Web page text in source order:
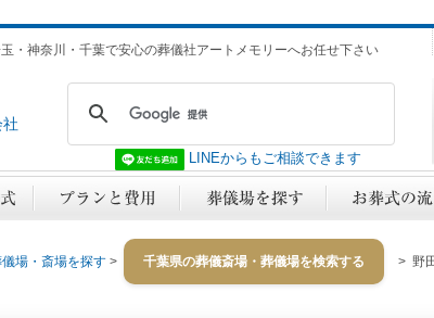
・神奈川・千葉で安心の葬儀社アートメモリーへお任せ下さい
LINEからもご相談できます
場・斎場を探す > 千葉県の葬儀斎場・葬儀場を検索する > 野